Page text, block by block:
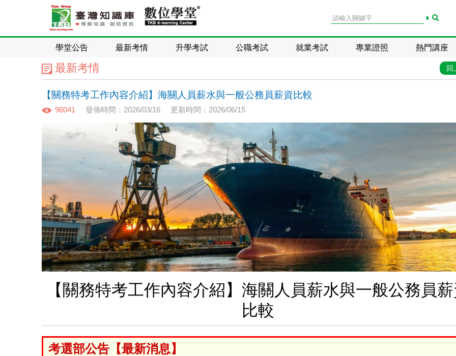
學堂公告 最新考情 升學考試 公職考試 就業考試 專業證照 熱門講座
最新考情 回
【關務特考工作內容介紹】海關人員薪水與一般公務員薪資比較
96041 發佈時間：2026/03/16 更新時間：2026/06/15
【關務特考工作內容介紹】海關人員薪水與一般公務員
比較
考選部公告【最新消息】